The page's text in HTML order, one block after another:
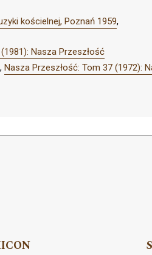
kościelnej, Poznań 1959,
Nasza Przeszłość
, Nasza Przeszłość: Tom 37 (1972):